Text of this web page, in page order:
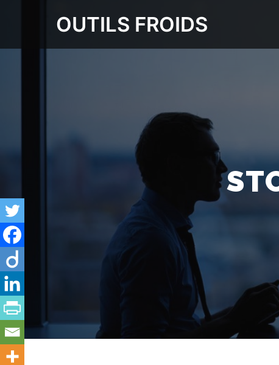
OUTILS FROIDS